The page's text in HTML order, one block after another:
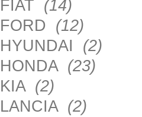
FIAT (14)
FORD (12)
HYUNDAI (2)
HONDA (23)
KIA (2)
LANCIA (2)